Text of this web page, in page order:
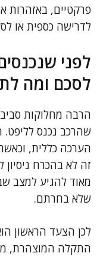
פרקטיים, באזהרות
לדרישה כספית או
לפני
לסכם ומה
הרבה מחלוקות סביב
שהרכב נכנס לליפט.
הערכה כללית,
זה לא בהכרח
מאוד להגיע למצב
שלא בחרתם.
לכן הצעד הראשון
התקלה המוצהרת,